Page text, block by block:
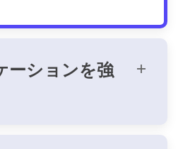
ーションを強